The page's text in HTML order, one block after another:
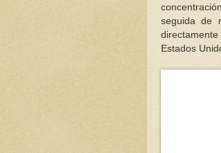
seguida de
Estados